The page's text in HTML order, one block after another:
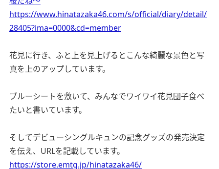
https://www.hinatazaka46.com/s/official/diary/detail/
28405?ima=0000&cd=member
花見に行き、ふと上を見上げるとこんな綺麗な景色と写
真を上のアップしています。
ブルーシートを敷いて、みんなでワイワイ花見団子食べ
たいと書いています。
そしてデビューシングルキュンの記念グッズの発売決定
を伝え、URLを記載しています。
https://store.emtg.jp/hinatazaka46/